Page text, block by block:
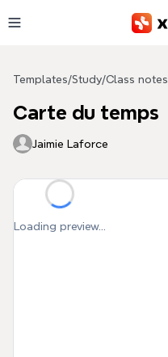
Templates/Study/Class notes
Carte du temps
Jaimie Laforce
Loading preview...